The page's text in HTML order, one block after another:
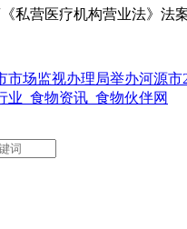
营医疗机构营业法》法案
市场监视办理局举办河源市
业_食物资讯_食物伙伴网